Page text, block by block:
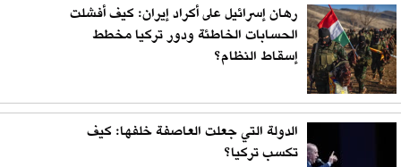
رهان إسرائيل على أكراد إيران: كيف أفشلت
الحسابات الخاطئة ودور تركيا مخطط
إسقاط النظام؟
الدولة التي جعلت العاصفة خلفها: كيف
تكسب تركيا؟